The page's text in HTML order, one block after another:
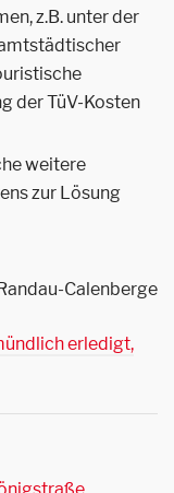
z.B. unter der
der TüV-Kosten
weitere
zur Lösung
Calenberge
erledigt,